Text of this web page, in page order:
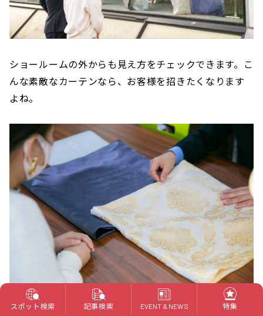
ショールームの外からも見え方をチェックできます。こ
んな素敵なカーテンなら、お客様を招きたくなります
よね。
スポット検索 記事検索 EVENT & NEWS 特集